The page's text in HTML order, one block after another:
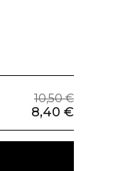
10,50 €
8,40 €